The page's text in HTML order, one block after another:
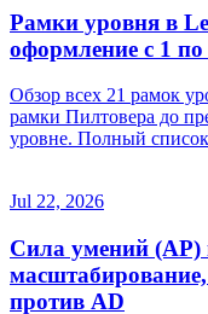
Рамки уровня в
оформление с 1 по
Обзор всех 21 рамок
рамки Пилтовера до
уровне. Полный
Jul 22, 2026
Сила умений (AP)
против AD